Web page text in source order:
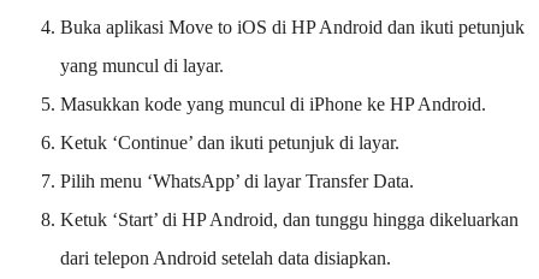
Buka aplikasi Move to iOS di HP Android dan ikuti petunjuk
yang muncul di layar.
Masukkan kode yang muncul di iPhone ke HP Android.
Ketuk ‘Continue’ dan ikuti petunjuk di layar.
Pilih menu ‘WhatsApp’ di layar Transfer Data.
Ketuk ‘Start’ di HP Android, dan tunggu hingga dikeluarkan
dari telepon Android setelah data disiapkan.